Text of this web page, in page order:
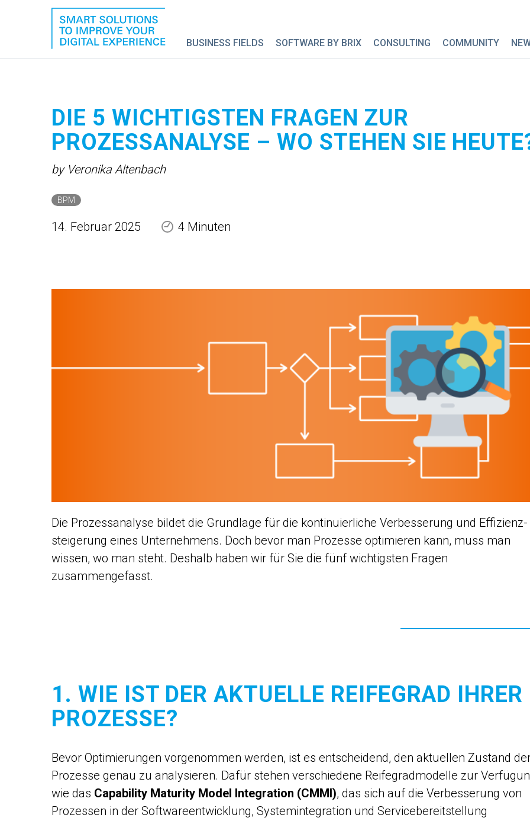
BUSINESS FIELDS SOFTWARE BY BRIX CONSULTING COMMUNITY
DIE 5 WICHTIGSTEN FRAGEN ZUR
PROZESSANALYSE – WO STEHEN SIE
by Veronika Altenbach
BPM
14. Februar 2025 4 Minuten
Die Prozessanalyse bildet die Grundlage für die kontinuierliche Verbesserung und Effizienz­
steigerung eines Unternehmens. Doch bevor man Prozesse optimieren kann, muss man
wissen, wo man steht. Deshalb haben wir für Sie die fünf wichtigsten Fragen
zusammengefasst.
1. WIE IST DER AKTUELLE REIFEGRAD IHRER
PROZESSE?
Bevor Optimierungen vorgenommen werden, ist es entscheidend, den aktuellen Zustand
Prozesse genau zu analysieren. Dafür stehen verschiedene Reifegradmodelle zur
wie das Capability Maturity Model Integration (CMMI), das sich auf die Verbesserung von
Prozessen in der Softwareentwicklung, Systemintegration und Servicebereitstellung